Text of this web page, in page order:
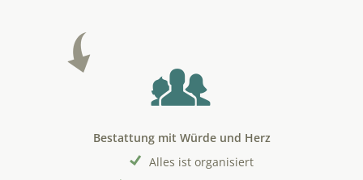
Bestattung mit Würde und Herz
Alles ist organisiert